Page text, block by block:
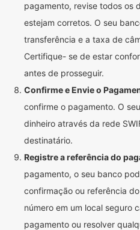
pagamento, revise todos os
estejam corretos. O seu
transferência e a taxa de
Certifique- se de estar
antes de prosseguir.
Confirme e Envie o
confirme o pagamento. O
dinheiro através da rede
destinatário.
Registre a referência do
pagamento, o seu banco
confirmação ou referência
número em um local seguro
pagamento ou resolver